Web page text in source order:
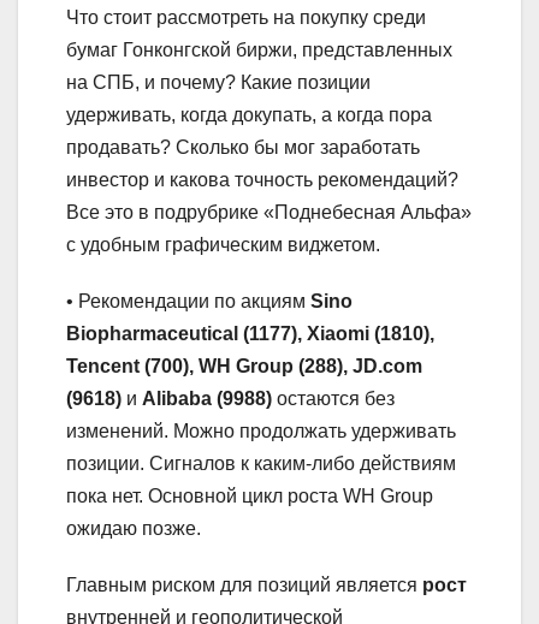
Что стоит рассмотреть на покупку среди
бумаг Гонконгской биржи, представленных
на СПБ, и почему? Какие позиции
удерживать, когда докупать, а когда пора
продавать? Сколько бы мог заработать
инвестор и какова точность рекомендаций?
Все это в подрубрике «Поднебесная Альфа»
с удобным графическим виджетом.
• Рекомендации по акциям Sino
Biopharmaceutical (1177), Xiaomi (1810),
Tencent (700), WH Group (288), JD.com
(9618) и Alibaba (9988) остаются без
изменений. Можно продолжать удерживать
позиции. Сигналов к каким-либо действиям
пока нет. Основной цикл роста WH Group
ожидаю позже.
Главным риском для позиций является рост
внутренней и геополитической